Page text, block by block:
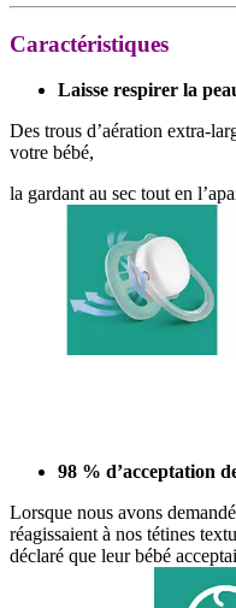
Caractéristiques
Laisse respirer la
Des trous d’aération extra-
votre bébé,
la gardant au sec tout en
98 % d’acceptation
Lorsque nous avons
réagissaient à nos tétines
déclaré que leur bébé